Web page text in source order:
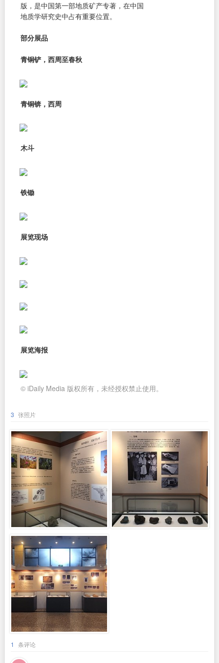
版，是中国第一部地质矿产专著，在中国
地质学研究史中占有重要位置。
部分展品
青铜铲，西周至春秋
青铜锛，西周
木斗
铁锄
展览现场
展览海报
© iDaily Media 版权所有，未经授权禁止使用。
3 张照片
1 条评论